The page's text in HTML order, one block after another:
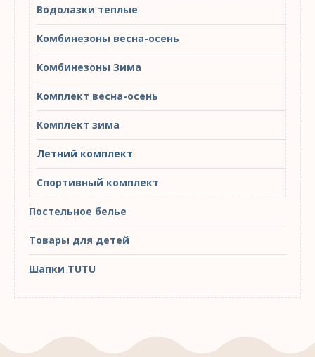
Водолазки теплые
Комбинезоны весна-осень
Комбинезоны Зима
Комплект весна-осень
Комплект зима
Летний комплект
Спортивный комплект
Постельное белье
Товары для детей
Шапки TUTU